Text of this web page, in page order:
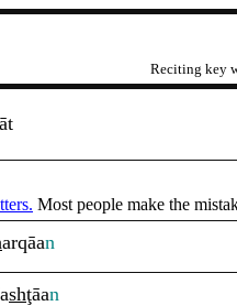
Reciting key
Most people make the
arqāan
shţāan